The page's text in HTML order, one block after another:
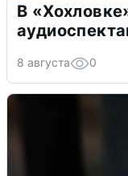
В
8 августа 0